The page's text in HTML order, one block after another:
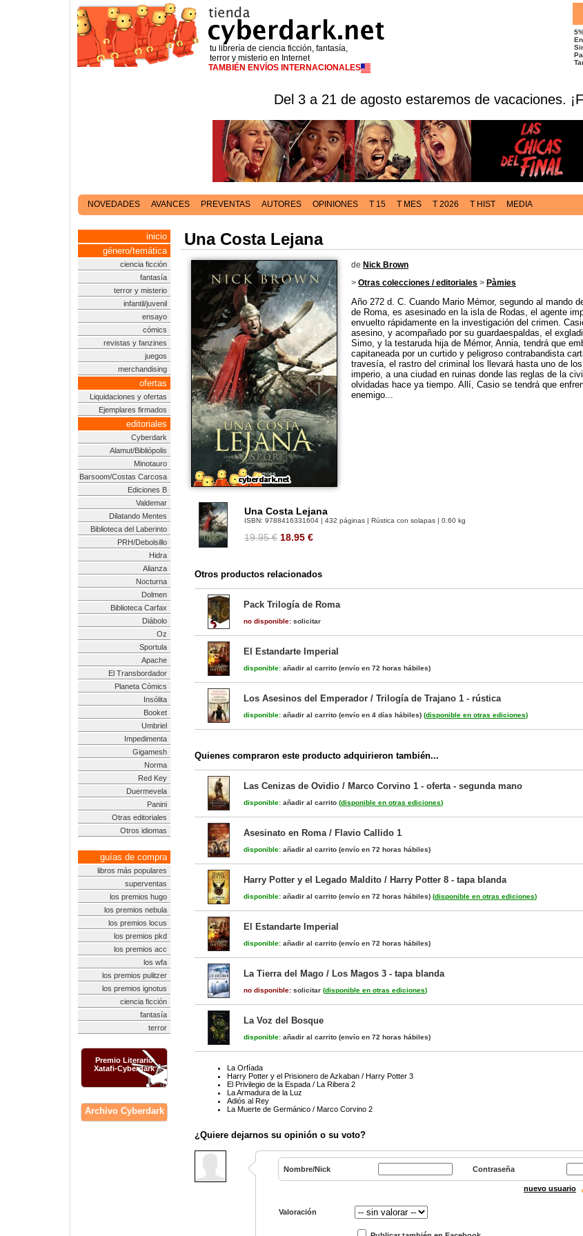
tu librería de ciencia ficción, fantasía,
terror y misterio en Internet
TAMBIÉN ENVÍOS INTERNACIONALES
Del 3 a 21 de agosto estaremos de vacaciones.
NOVEDADES AVANCES PREVENTAS AUTORES OPINIONES T 15 T MES T 2026 T HIST MEDIA
inicio
género/temática
ciencia ficción
fantasía
terror y misterio
infantil/juvenil
ensayo
cómics
revistas y fanzines
juegos
merchandising
ofertas
Liquidaciones y ofertas
Ejemplares firmados
editoriales
Cyberdark
Alamut/Bibliópolis
Minotauro
Barsoom/Costas Carcosa
Ediciones B
Valdemar
Dilatando Mentes
Biblioteca del Laberinto
PRH/Debolsillo
Hidra
Alianza
Nocturna
Dolmen
Biblioteca Carfax
Diábolo
Oz
Sportula
Apache
El Transbordador
Planeta Cómics
Insólita
Booket
Umbriel
Impedimenta
Gigamesh
Norma
Red Key
Duermevela
Panini
Otras editoriales
Otros idiomas
guías de compra
libros más populares
superventas
los premios hugo
los premios nebula
los premios locus
los premios pkd
los premios acc
los wfa
los premios pulitzer
los premios ignotus
ciencia ficción
fantasía
terror
Premio Literario
Xatafi-Cyberdark
Archivo Cyberdark
Una Costa Lejana
de Nick Brown
> Otras colecciones / editoriales > Pàmies
Año 272 d. C. Cuando Mario Mémor, segundo al mando
de Roma, es asesinado en la isla de Rodas, el agente
envuelto rápidamente en la investigación del crimen.
asesino, y acompañado por su guardaespaldas, el
Simo, y la testaruda hija de Mémor, Annia, tendrá que
capitaneada por un curtido y peligroso contrabandista
travesía, el rastro del criminal los llevará hasta uno de
imperio, a una ciudad en ruinas donde las reglas de la
olvidadas hace ya tiempo. Allí, Casio se tendrá que
enemigo...
Una Costa Lejana
ISBN: 9788416331604 | 432 páginas | Rústica con solapas | 0.60 kg
19.95 € 18.95 €
Otros productos relacionados
Pack Trilogía de Roma
no disponible: solicitar
El Estandarte Imperial
disponible: añadir al carrito (envío en 72 horas hábiles)
Los Asesinos del Emperador / Trilogía de Trajano 1 - rústica
disponible: añadir al carrito (envío en 4 días hábiles) (disponible en otras ediciones)
Quienes compraron este producto adquirieron también...
Las Cenizas de Ovidio / Marco Corvino 1 - oferta - segunda mano
disponible: añadir al carrito (disponible en otras ediciones)
Asesinato en Roma / Flavio Callido 1
disponible: añadir al carrito (envío en 72 horas hábiles)
Harry Potter y el Legado Maldito / Harry Potter 8 - tapa blanda
disponible: añadir al carrito (envío en 72 horas hábiles) (disponible en otras ediciones)
El Estandarte Imperial
disponible: añadir al carrito (envío en 72 horas hábiles)
La Tierra del Mago / Los Magos 3 - tapa blanda
no disponible: solicitar (disponible en otras ediciones)
La Voz del Bosque
disponible: añadir al carrito (envío en 72 horas hábiles)
La Orfíada
Harry Potter y el Prisionero de Azkaban / Harry Potter 3
El Privilegio de la Espada / La Ribera 2
La Armadura de la Luz
Adiós al Rey
La Muerte de Germánico / Marco Corvino 2
¿Quiere dejarnos su opinión o su voto?
Nombre/Nick Contraseña
nuevo usuario
Valoración